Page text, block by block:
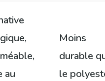
au
Moins
durable
le